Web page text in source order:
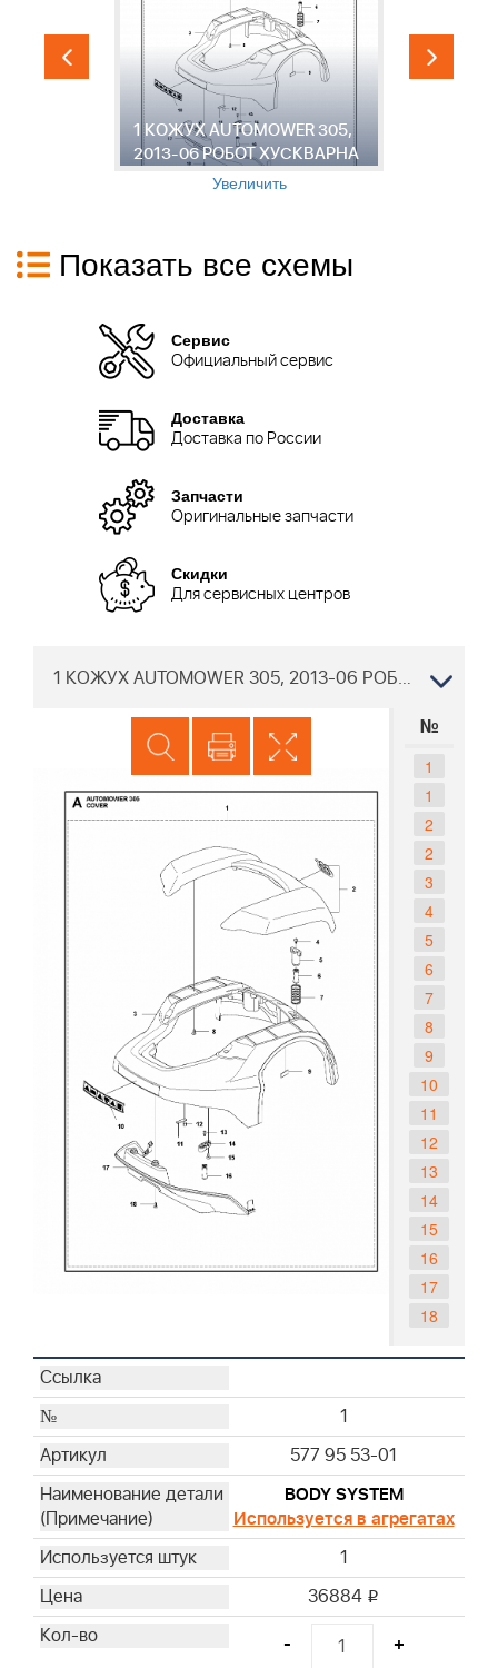
1 КОЖУХ AUTOMOWER 305,
2013-06 РОБОТ ХУСКВАРНА
Увеличить
Показать все схемы
Сервис
Официальный сервис
Доставка
Доставка по России
Запчасти
Оригинальные запчасти
Скидки
Для сервисных центров
1 КОЖУХ AUTOMOWER 305, 2013-06 РОБОТ ХУСКВАРНА
№
1
1
2
2
3
4
5
6
7
8
9
10
11
12
13
14
15
16
17
18
1
577 95 53-01
BODY SYSTEM
Используется в агрегатах
1
36884 i
- +